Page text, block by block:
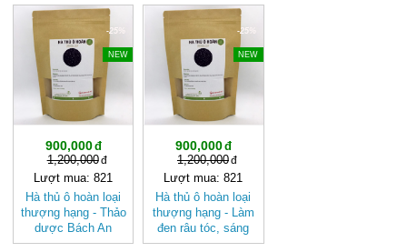
-25%
NEW
900,000
1,200,000
Lượt mua: 821
Hà thủ ô hoàn loại
thượng hạng - Thảo
dược Bách An
Khang JD220
-25%
NEW
900,000
1,200,000
Lượt mua: 821
Hà thủ ô hoàn loại
thượng hạng - Làm
đen râu tóc, sáng
da, bổ thận, ích tinh,